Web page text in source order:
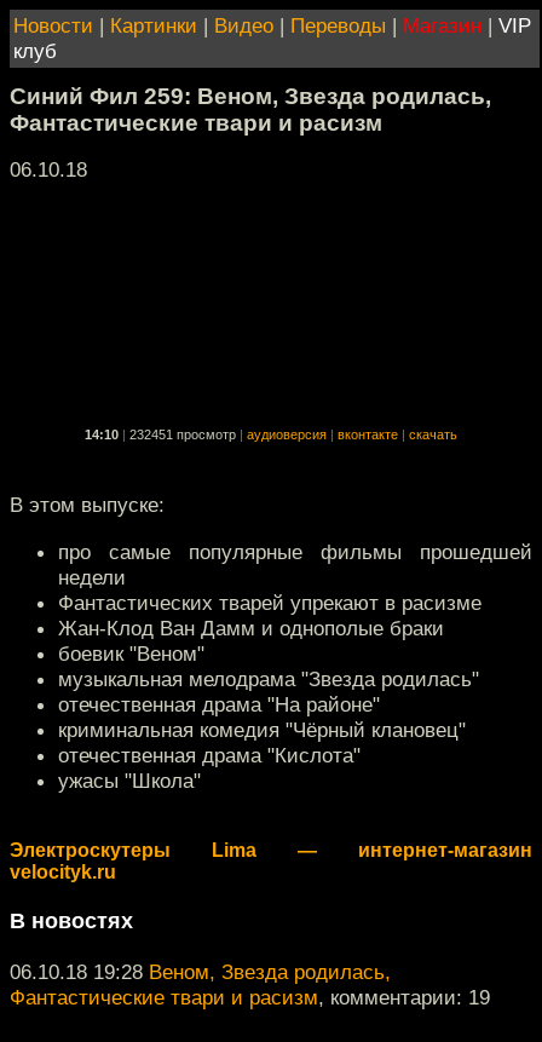
Новости | Картинки | Видео | Переводы | Магазин | VIP
клуб
Синий Фил 259: Веном, Звезда родилась,
Фантастические твари и расизм
06.10.18
14:10 232451 просмотр аудиоверсия вконтакте скачать
В этом выпуске:
про самые популярные фильмы прошедшей
недели
Фантастических тварей упрекают в расизме
Жан-Клод Ван Дамм и однополые браки
боевик "Веном"
музыкальная мелодрама "Звезда родилась"
отечественная драма "На районе"
криминальная комедия "Чёрный клановец"
отечественная драма "Кислота"
ужасы "Школа"
Электроскутеры Lima — интернет-магазин
velocityk.ru
В новостях
06.10.18 19:28 Веном, Звезда родилась,
Фантастические твари и расизм, комментарии: 19